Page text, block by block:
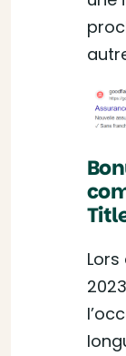
Lors